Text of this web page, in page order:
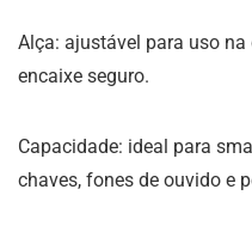
Alça: ajustável para uso
encaixe seguro.
Capacidade: ideal para
chaves, fones de ouvido e